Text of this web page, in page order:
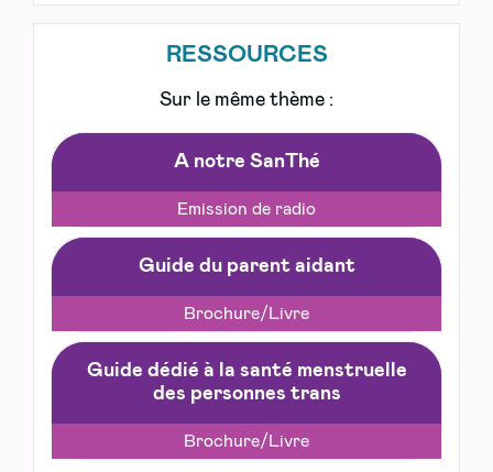
RESSOURCES
Sur le même thème :
A notre SanThé
Emission de radio
Guide du parent aidant
Brochure/Livre
Guide dédié à la santé menstruelle
des personnes trans
Brochure/Livre